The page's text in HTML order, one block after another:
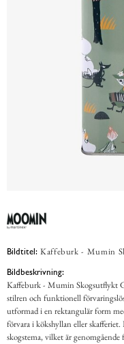
Bildtitel: Kaffeburk - Mumin
Bildbeskrivning:
Kaffeburk - Mumin Skogsutflykt
stilren och funktionell
utformad i en rektangulär form
förvara i kökshyllan eller
skogstema, vilket är genomgående